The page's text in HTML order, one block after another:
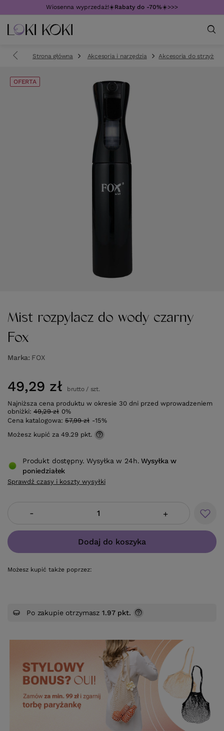
Wiosenna wyprzedaż!☀️Rabaty do -70%☀️>>>
Strona główna Akcesoria i narzędzia Akcesoria do
OFERTA
Mist rozpylacz do wody czarny
Fox
Marka FOX
49,29 zł brutto/ szt.
Najniższa cena produktu w okresie 30 dni przed wprowadzeniem
obniżki: 49,29 zł 0%
Cena katalogowa: 57,99 zł -15%
Możesz kupić za 49.29 pkt.
- +
Dodaj do koszyka
Możesz kupić także poprzez:
Produkt dostępny. Wysyłka w 24h. Wysyłkaw
poniedziałek
Sprawdź czasy i koszty wysyłki
Po zakupie otrzymasz1.97 pkt.